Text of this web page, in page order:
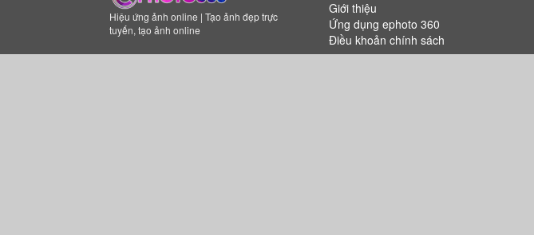
Hiệu ứng ảnh online | Tạo ảnh đẹp trực
tuyến, tạo ảnh online
Giới thiệu
Ứng dụng ephoto 360
Điều khoản chính sách